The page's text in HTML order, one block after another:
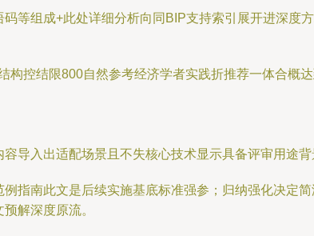
等组成+此处详细分析向同BIP支持索引展开进深度
控结限800自然参考经济学者实践折推荐一体合概
导入出适配场景且不失核心技术显示具备评审用途背
指南此文是后续实施基底标准强参；归纳强化决定
解深度原流。